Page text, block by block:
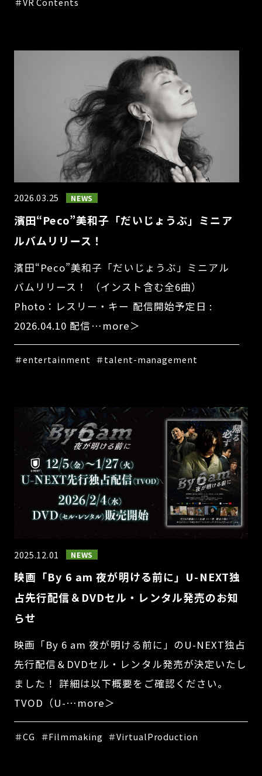
2026.03.25 NEWS
濱田“Peco”美和子「だいじょうぶ」ミニア
ルバムリリース！
濱田“Peco”美和子「だいじょうぶ」ミニアル
バムリリース！ （インスト含む全6曲）
Photo：レスリー・キー 配信開始予定日 :
2026.04.10 配信…more＞
＃entertainment ＃talent-management
2025.12.01 NEWS
映画「By 6 am 夜が明ける前に」U-NEXT独
占先行配信＆DVDセル・レンタル発売のお知
らせ
映画「By 6 am 夜が明ける前に」のU-NEXT独占
先行配信＆DVDセル・レンタル発売が決定いたし
ました！ 詳細は以下概要をご確認ください。
TVOD（U-…more＞
＃CG ＃Filmmaking ＃VirtualProduction